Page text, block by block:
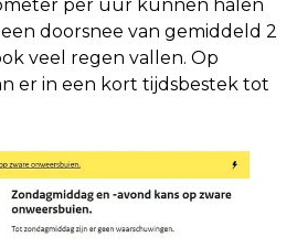
per uur kunnen halen
doorsnee van gemiddeld 2
veel regen vallen. Op
er in een kort tijdsbestek tot